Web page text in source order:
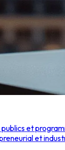
et
et